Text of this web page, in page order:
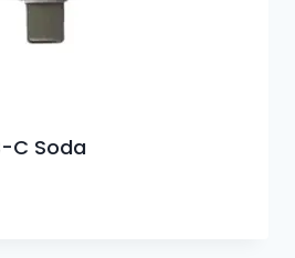
C Soda